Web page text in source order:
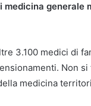
generale
3.100 medici di
Non si
medicina